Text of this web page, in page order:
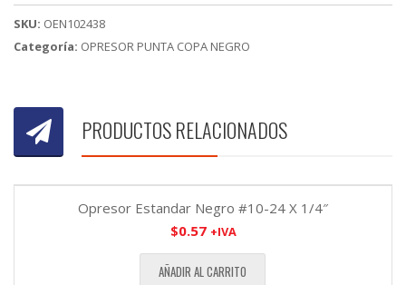
SKU: OEN102438
Categoría: OPRESOR PUNTA COPA NEGRO
PRODUCTOS RELACIONADOS
Opresor Estandar Negro #10-24 X 1/4″
$0.57 +IVA
AÑADIR AL CARRITO